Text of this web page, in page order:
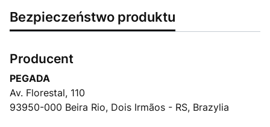
Bezpieczeństwo produktu
Producent
PEGADA
Av. Florestal, 110
93950-000 Beira Rio, Dois Irmãos - RS, Brazylia